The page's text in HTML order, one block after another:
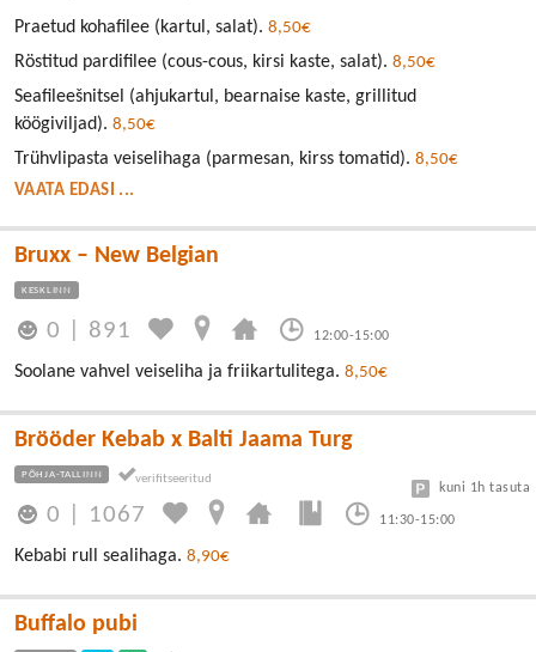
Praetud kohafilee (kartul, salat). 8,50€
Röstitud pardifilee (cous-cous, kirsi kaste, salat). 8,50€
Seafileešnitsel (ahjukartul, bearnaise kaste, grillitud
köögiviljad). 8,50€
Trühvlipasta veiselihaga (parmesan, kirss tomatid). 8,50€
VAATA EDASI ...
Bruxx – New Belgian
KESKLINN
0 891 12:00-15:00
Soolane vahvel veiseliha ja friikartulitega. 8,50€
Brööder Kebab x Balti Jaama Turg
PÕHJA-TALLINN
0 1067 11:30-15:00
kuni 1h tasuta
Kebabi rull sealihaga. 8,90€
Buffalo pubi